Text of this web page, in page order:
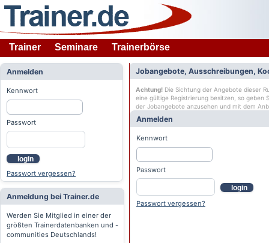
Trainer Seminare Trainerbörse
Anmelden
Kennwort
Passwort
login
Passwort vergessen?
Anmeldung bei Trainer.de
Werden Sie Mitglied in einer der
größten Trainerdatenbanken und -
communities Deutschlands!
Jobangebote, Ausschreibungen,
Achtung! Die Sichtung der Angebote dieser
eine gültige Registrierung besitzen, so geben
der Jobangebote anzusehen und mit dem
Anmelden
Kennwort
Passwort
login
Passwort vergessen?